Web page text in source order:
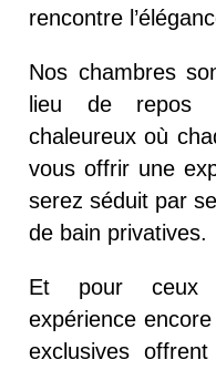
rencontre
Nos chambres
lieu de repos
chaleureux où
vous offrir une
serez séduit par
de bain privatives.
Et pour ceux
expérience
exclusives